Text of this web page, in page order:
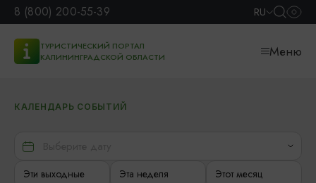
8 (800) 200-55-39 RU
ТУРИСТИЧЕСКИЙ ПОРТАЛ
КАЛИНИНГРАДСКОЙ ОБЛАСТИ
Меню
КАЛЕНДАРЬ СОБЫТИЙ
Эти выходные Эта неделя Этот месяц